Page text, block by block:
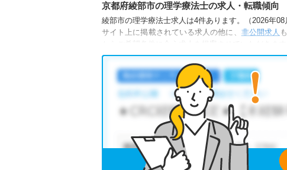
京都府綾部市の理学療法士の求人・転職傾向
綾部市の理学療法士求人は4件あります。（2026年08
サイト上に掲載されている求人の他に、 非公開求人
綾部市の理学療法士求人では以下のような条件が人
残業少なめ・住宅手当・補助あり・ 託児所・
他の条件でも人気の求人がございますので、「こだ
全国の理学療法士求人から検索いただくことも可能で
無料転職支援サービスにお申し込みいただくと、ご
ご希望条件がまだ定まっていない方は
人気の希望条
転職支援の他、情報収集や募集状況の確認も、お気